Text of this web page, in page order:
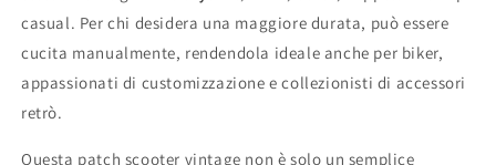
casual. Per chi desidera una maggiore durata, può essere
cucita manualmente, rendendola ideale anche per biker,
appassionati di customizzazione e collezionisti di accessori
retrò.
Questa patch scooter vintage non è solo un semplice